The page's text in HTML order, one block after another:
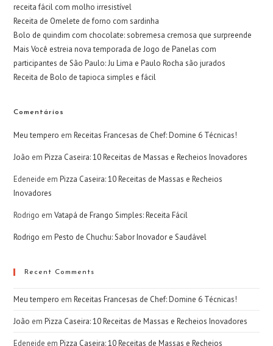
receita fácil com molho irresistível
Receita de Omelete de forno com sardinha
Bolo de quindim com chocolate: sobremesa cremosa que surpreende
Mais Você estreia nova temporada de Jogo de Panelas com
participantes de São Paulo: Ju Lima e Paulo Rocha são jurados
Receita de Bolo de tapioca simples e fácil
Comentários
Meu tempero emReceitas Francesas de Chef: Domine 6 Técnicas!
João emPizza Caseira: 10 Receitas de Massas e Recheios Inovadores
Edeneide emPizza Caseira: 10 Receitas de Massas e Recheios
Inovadores
Rodrigo emVatapá de Frango Simples: Receita Fácil
Rodrigo emPesto de Chuchu: Sabor Inovador e Saudável
Recent Comments
Meu tempero emReceitas Francesas de Chef: Domine 6 Técnicas!
João emPizza Caseira: 10 Receitas de Massas e Recheios Inovadores
Edeneide emPizza Caseira: 10 Receitas de Massas e Recheios